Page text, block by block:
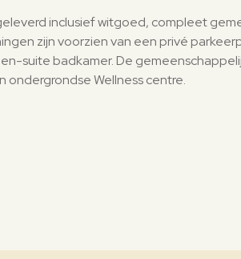
inclusief witgoed, compleet
zijn voorzien van een privé
suite badkamer. De
ondergrondseWellness centre.